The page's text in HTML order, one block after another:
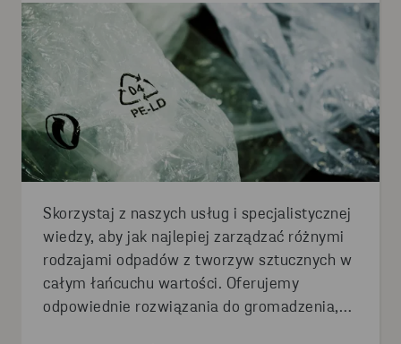
Skorzystaj z naszych usług i specjalistycznej
wiedzy, aby jak najlepiej zarządzać różnymi
rodzajami odpadów z tworzyw sztucznych w
całym łańcuchu wartości. Oferujemy
odpowiednie rozwiązania do gromadzenia,